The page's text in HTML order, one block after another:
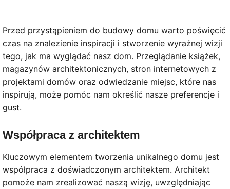
Przed przystąpieniem do budowy domu warto poświęcić
czas na znalezienie inspiracji i stworzenie wyraźnej wizji
tego, jak ma wyglądać nasz dom. Przeglądanie książek,
magazynów architektonicznych, stron internetowych z
projektami domów oraz odwiedzanie miejsc, które nas
inspirują, może pomóc nam określić nasze preferencje i
gust.
Współpraca z architektem
Kluczowym elementem tworzenia unikalnego domu jest
współpraca z doświadczonym architektem. Architekt
pomoże nam zrealizować naszą wizję, uwzględniając